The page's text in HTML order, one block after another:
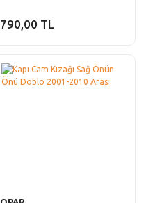
790,00 TL